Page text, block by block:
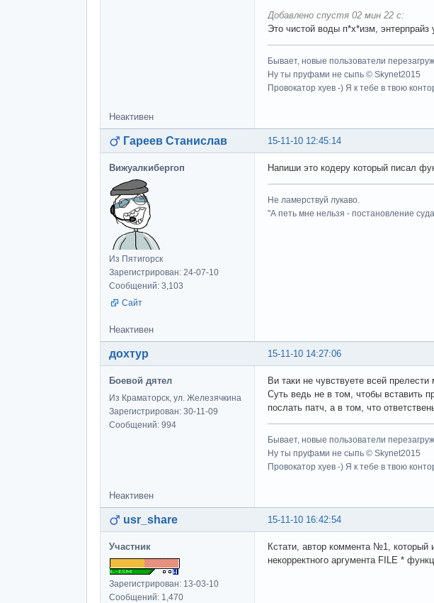
Добавлено спустя 02 мин 22 с:
Это чистой воды п*х*изм, энтерпрайз
Бывает, новые пользователи
Ну ты пруфами не сыпь © Skynet2015
Провокатор хуев -) Я к тебе в твою
Неактивен
15-11-10 12:45:14
Гареев Станислав
Вижуалкибергоп
Из Пятигорск
Зарегистрирован: 24-07-10
Сообщений: 3,103
Сайт
Напиши это кодеру который писал
Не ламерствуй лукаво.
"А петь мне нельзя - постановление
Неактивен
15-11-10 14:27:06
дохтур
Боевой дятел
Из Краматорск, ул. Железячкина
Зарегистрирован: 30-11-09
Сообщений: 994
Ви таки не чувствуете всей прелести
Суть ведь не в том, чтобы вставить
послать патч, а в том, что
Бывает, новые пользователи
Ну ты пруфами не сыпь © Skynet2015
Провокатор хуев -) Я к тебе в твою
Неактивен
15-11-10 16:42:54
usr_share
Участник
Зарегистрирован: 13-03-10
Сообщений: 1,470
Кстати, автор коммента №1, который
некорректного аргумента FILE *